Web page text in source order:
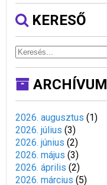
KERESŐ
ARCHÍVUM
2026. augusztus (1)
2026. július (3)
2026. június (2)
2026. május (3)
2026. április (2)
2026. március (5)